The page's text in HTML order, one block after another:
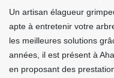
Un artisan élagueur
apte à entretenir votre
les meilleures solutions
années, il est présent à
en proposant des